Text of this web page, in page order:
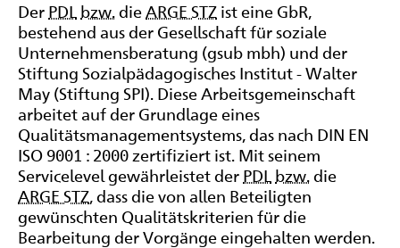
Der PDL bzw.dieARGE STZ ist eine GbR,
bestehend aus der Gesellschaft für soziale
Unternehmensberatung (gsub mbh) und der
Stiftung Sozialpädagogisches Institut - Walter
May (Stiftung SPI). Diese Arbeitsgemeinschaft
arbeitet auf der Grundlage eines
Qualitätsmanagementsystems, das nach DIN EN
ISO 9001 : 2000 zertifiziert ist. Mit seinem
Servicelevel gewährleistet der PDL bzw.die
ARGE STZ, dass die von allen Beteiligten
gewünschten Qualitätskriterien für die
Bearbeitung der Vorgänge eingehalten werden.